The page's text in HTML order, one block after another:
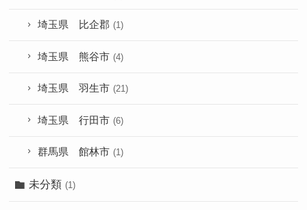
埼玉県 比企郡 (1)
埼玉県 熊谷市 (4)
埼玉県 羽生市 (21)
埼玉県 行田市 (6)
群馬県 館林市 (1)
未分類 (1)